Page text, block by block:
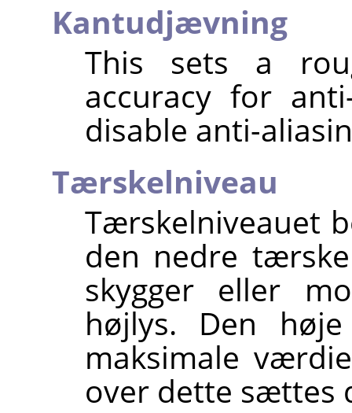
Kantudjævning
This sets a
accuracy for
disable anti-
Tærskelniveau
Tærskelniveauet
den nedre
skygger eller
højlys. Den
maksimale
over dette sættes